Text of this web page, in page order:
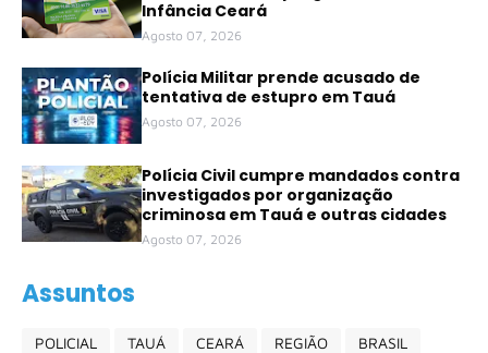
Infância Ceará
Agosto 07, 2026
Polícia Militar prende acusado de
tentativa de estupro em Tauá
Agosto 07, 2026
Polícia Civil cumpre mandados contra
investigados por organização
criminosa em Tauá e outras cidades
Agosto 07, 2026
Assuntos
POLICIAL TAUÁ CEARÁ REGIÃO
BRASIL